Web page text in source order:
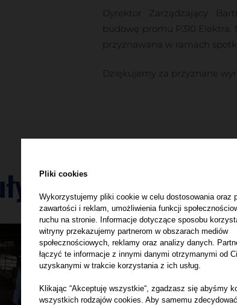
Dyrektor Zarządzający
budowę promu P310
przyznawana w ramach
Dziękujemy za przyznane
Pliki cookies
Wykorzystujemy pliki cookie w celu dostosowania oraz
zawartości i reklam, umożliwienia funkcji
ruchu na stronie. Informacje dotyczące sposobu
witryny przekazujemy partnerom w obszarach mediów
społecznościowych, reklamy oraz analizy danych.
łączyć te informacje z innymi danymi otrzymanymi od
uzyskanymi w trakcie korzystania z ich usług.
Klikając “Akceptuję wszystkie“, zgadzasz się abyśmy
wszystkich rodzajów cookies. Aby samemu